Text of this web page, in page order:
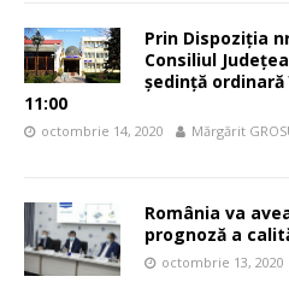
Prin Dispoziția
Consiliul
ședință ordinară
11:00
octombrie 14, 2020 Mărgărit
România va
prognoză a
octombrie 13, 2020